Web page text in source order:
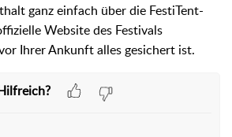
ganz einfach über die FestiTent-
Website des Festivals
Ihrer Ankunft alles gesichert ist.